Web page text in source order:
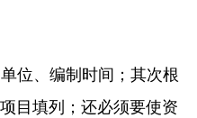
位、编制时间；其次根
目填列；还必须要使资